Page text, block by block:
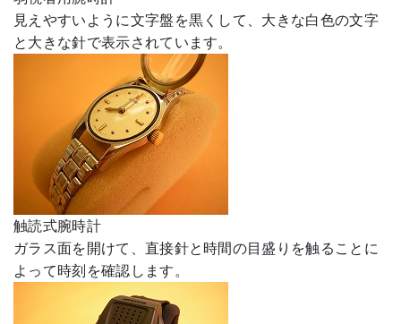
見えやすいように文字盤を黒くして、大きな白色の文字
と大きな針で表示されています。
触読式腕時計
ガラス面を開けて、直接針と時間の目盛りを触ることに
よって時刻を確認します。